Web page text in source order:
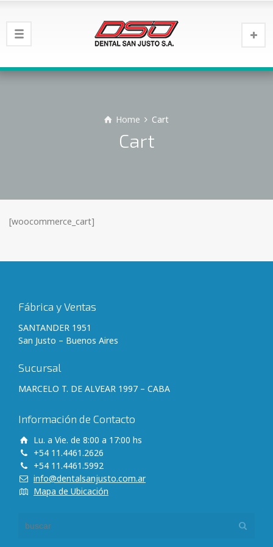
Home Cart
Cart
[woocommerce_cart]
Fábrica y Ventas
SANTANDER 1951
San Justo – Buenos Aires
Sucursal
MARCELO T. DE ALVEAR 1997 – CABA
Información de Contacto
Lu. a Vie. de 8:00 a 17:00 hs
+54 11.4461.2626
+54 11.4461.5992
info@dentalsanjusto.com.ar
Mapa de Ubicación